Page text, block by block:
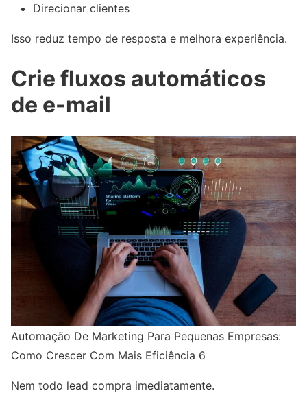
Direcionar clientes
Isso reduz tempo de resposta e melhora experiência.
Crie fluxos automáticos
de e-mail
Automação De Marketing Para Pequenas Empresas:
Como Crescer Com Mais Eficiência 6
Nem todo lead compra imediatamente.